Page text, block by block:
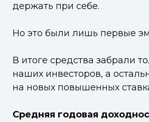
держать при себе.
Но это были лишь первые
В итоге средства забрали
наших инвесторов, а
на новых повышенных
Средняя годовая